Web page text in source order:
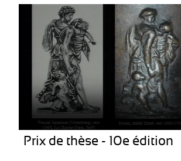
Prix de thèse - 10e édition